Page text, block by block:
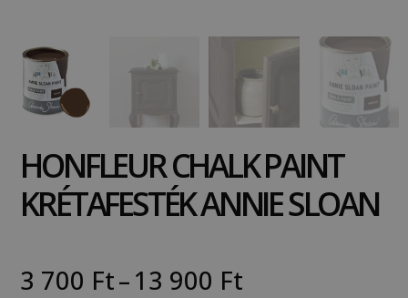
HONFLEUR CHALK PAINT
KRÉTAFESTÉK ANNIE SLOAN
3 700 Ft–13 900 Ft